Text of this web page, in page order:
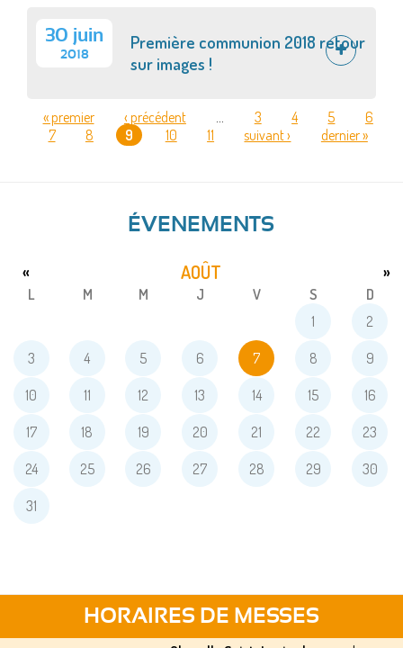
30 juin
2018
Première communion 2018 retour
sur images !
PAGES
« premier ‹ précédent 3 4 5
6
7
8 9 10 11 suivant › dernier »
ÉVENEMENTS
AOÛT
« »
L M M J V S
D
1
2
3 4 5 6 7 8 9
10 11 12 13 14 15 16
17 18 19 20 21 22 23
24 25 26 27 28 29 30
31
HORAIRES DE MESSES